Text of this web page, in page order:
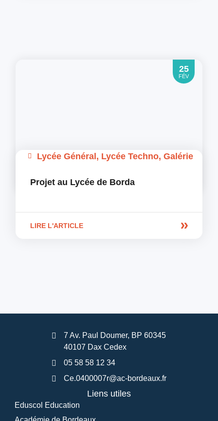
25
FÉV
Lycée Général, Lycée Techno, Galérie
Projet au Lycée de Borda
LIRE L'ARTICLE
7 Av. Paul Doumer, BP 60345
40107 Dax Cedex
05 58 58 12 34
Ce.0400007r@ac-bordeaux.fr
Liens utiles
Eduscol Education